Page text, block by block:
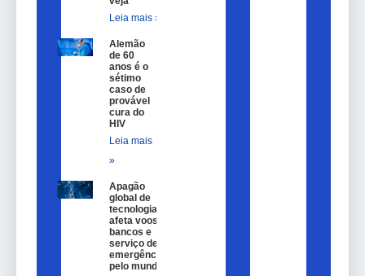
Leia mais »
Alemão
de 60
anos é o
sétimo
caso de
provável
cura do
HIV
Leia mais
»
Apagão
global de
tecnologia
afeta voos,
bancos e
serviço de
emergência
pelo mundo